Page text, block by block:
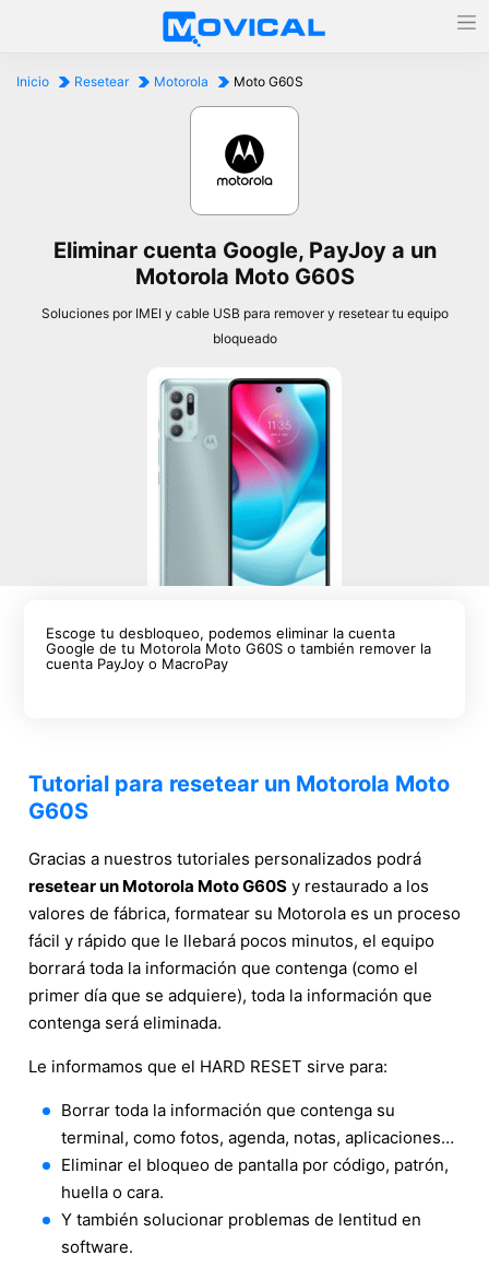
Inicio Resetear Motorola Moto G60S
Eliminar cuenta Google, PayJoy a un
Motorola Moto G60S
Soluciones por IMEI y cable USB para remover y resetear tu equipo
bloqueado
Escoge tu desbloqueo, podemos eliminar la cuenta
Google de tu Motorola Moto G60S o también remover la
cuenta PayJoy o MacroPay
Tutorial para resetear un Motorola Moto
G60S
Gracias a nuestros tutoriales personalizados podrá
resetear un Motorola Moto G60S y restaurado a los
valores de fábrica, formatear su Motorola es un proceso
fácil y rápido que le llebará pocos minutos, el equipo
borrará toda la información que contenga (como el
primer día que se adquiere), toda la información que
contenga será eliminada.
Le informamos que el HARD RESET sirve para:
Borrar toda la información que contenga su
terminal, como fotos, agenda, notas, aplicaciones…
Eliminar el bloqueo de pantalla por código, patrón,
huella o cara.
Y también solucionar problemas de lentitud en
software.